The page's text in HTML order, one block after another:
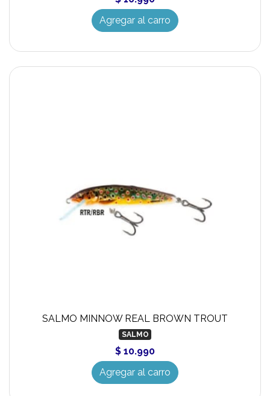
Agregar al carro
SALMO MINNOW REAL BROWN TROUT
SALMO
$ 10.990
Agregar al carro